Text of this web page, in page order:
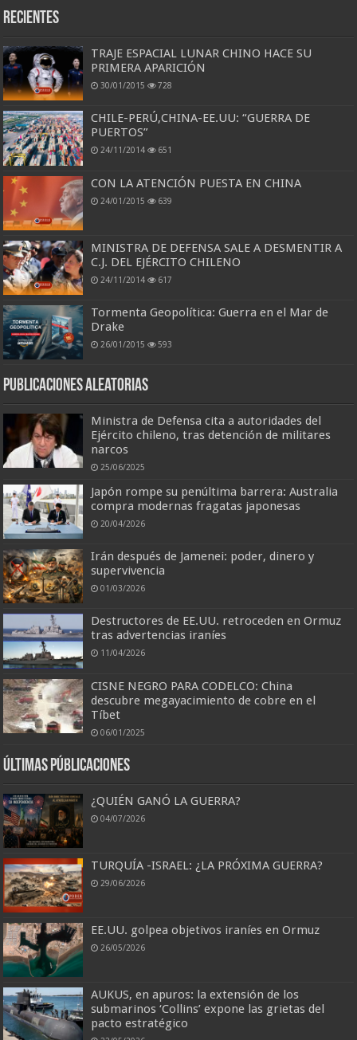
Recientes
TRAJE ESPACIAL LUNAR CHINO HACE SU
PRIMERA APARICIÓN
30/01/2015 728
CHILE-PERÚ,CHINA-EE.UU: “GUERRA DE
PUERTOS”
24/11/2014 651
CON LA ATENCIÓN PUESTA EN CHINA
24/01/2015 639
MINISTRA DE DEFENSA SALE A DESMENTIR A
C.J. DEL EJÉRCITO CHILENO
24/11/2014 617
Tormenta Geopolítica: Guerra en el Mar de
Drake
26/01/2015 593
Publicaciones aleatorias
Ministra de Defensa cita a autoridades del
Ejército chileno, tras detención de militares
narcos
25/06/2025
Japón rompe su penúltima barrera: Australia
compra modernas fragatas japonesas
20/04/2026
Irán después de Jamenei: poder, dinero y
supervivencia
01/03/2026
Destructores de EE.UU. retroceden en Ormuz
tras advertencias iraníes
11/04/2026
CISNE NEGRO PARA CODELCO: China
descubre megayacimiento de cobre en el
Tíbet
06/01/2025
Últimas Públicaciones
¿QUIÉN GANÓ LA GUERRA?
04/07/2026
TURQUÍA -ISRAEL: ¿LA PRÓXIMA GUERRA?
29/06/2026
EE.UU. golpea objetivos iraníes en Ormuz
26/05/2026
AUKUS, en apuros: la extensión de los
submarinos ‘Collins’ expone las grietas del
pacto estratégico